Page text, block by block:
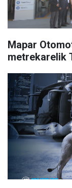
Mapar
metrekarelik